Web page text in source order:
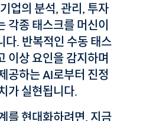
업의 분석, 관리, 투자
각종 태스크를 머신이
다. 반복적인 수동 태스
이상 요인을 감지하며
공하는 AI로부터 진정
가 실현됩니다.
를 현대화하려면, 지금